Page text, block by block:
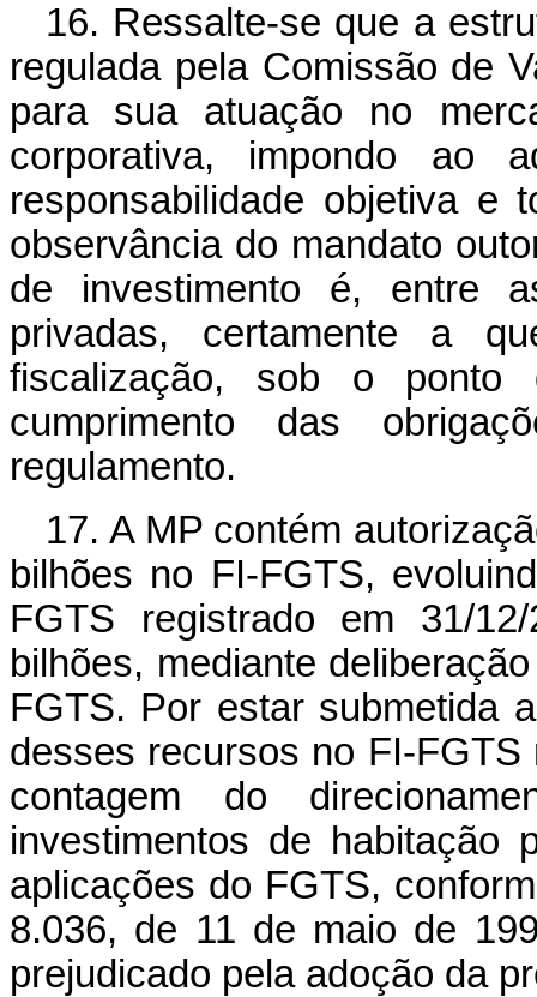
16. Ressalte-se que a
regulada pela Comissão de
para sua atuação no
corporativa, impondo ao
responsabilidade objetiva e
observância do mandato
de investimento é, entre
privadas, certamente a
fiscalização, sob o
cumprimento das
regulamento.
17. A MP contém
bilhões no FI-FGTS,
FGTS registrado em 31/
bilhões, mediante
FGTS. Por estar submetida
desses recursos no FI-
contagem do
investimentos de habitação
aplicações do FGTS,
8.036, de 11 de maio de
prejudicado pela adoção da